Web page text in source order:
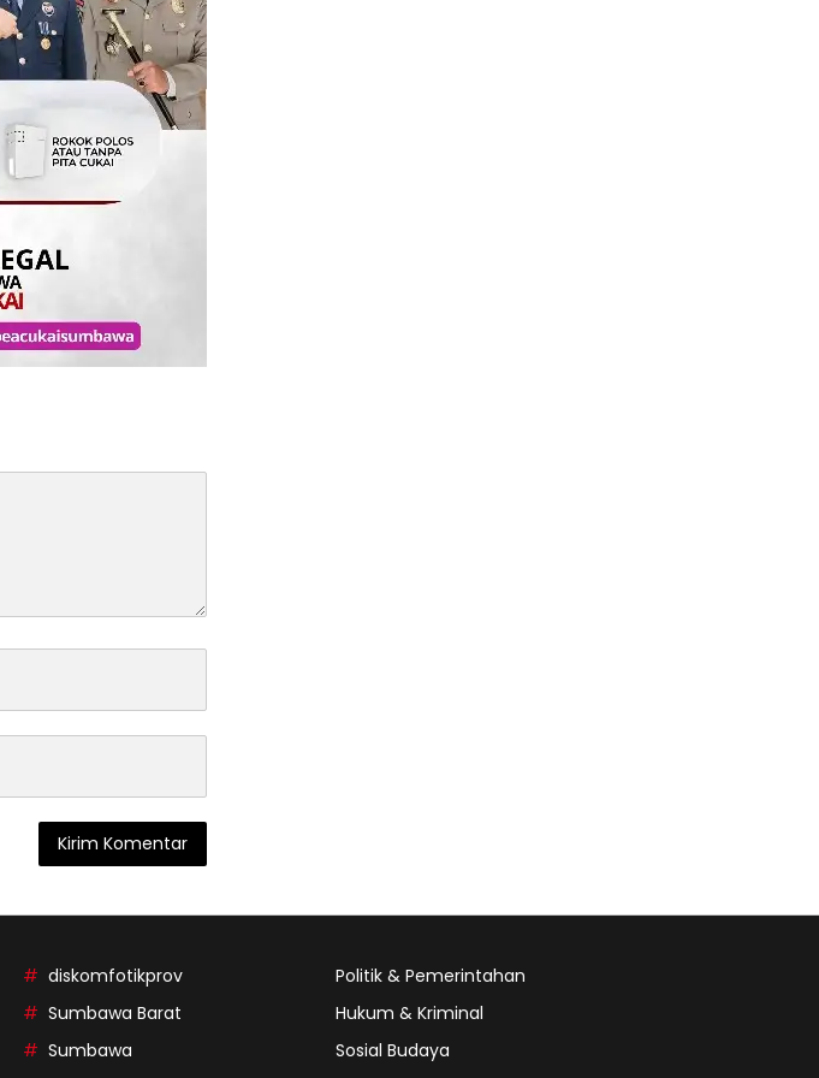
diskomfotikprov
Sumbawa Barat
Sumbawa
Politik & Pemerintahan
Hukum & Kriminal
Sosial Budaya